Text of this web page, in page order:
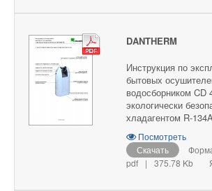
DANTHERM
Инструкция по
бытовых
водосборником CD
экологически
хладагентом R-
Посмотреть
Скачать
pdf
| 375.78 Kb